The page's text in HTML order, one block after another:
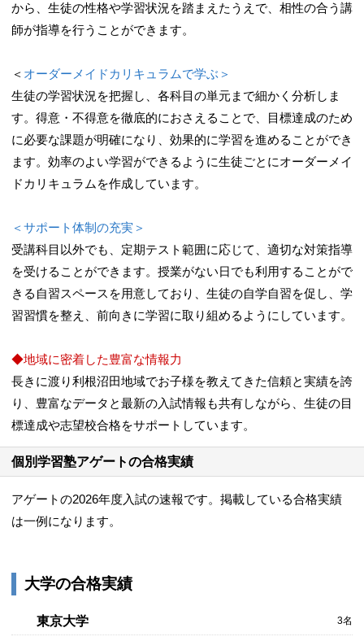
から、生徒の性格や学習状況を踏まえたうえで、相性の合う講
師が指導を行うことができます。
＜ オーダーメイドカリキュラムで学ぶ＞
生徒の学習状況を把握し、各科目の単元まで細かく分析しま
す。得意・不得意を徹底的におさえることで、目標達成のため
に必要な課題が明確になり、効果的に学習を進めることができ
ます。効率のよい学習ができるように生徒ごとにオーダーメイ
ドカリキュラムを作成しています。
＜サポート体制の充実＞
受講科目以外でも、定期テスト範囲に応じて、適切な対策指導
を受けることができます。授業がない日でも利用することがで
きる自習スペースを用意しており、生徒の自学自習を促し、学
習習慣を整え、前向きに学習に取り組めるようにしています。
◆地域に密着した豊富な情報力
長きに渡り利根沼田地域でお子様を教えてきた信頼と実績を誇
り、豊富なデータと最新の入試情報も共有しながら、生徒の目
標達成や志望校合格をサポートしています。
個別学習塾アゲートの合格実績
アゲートの2026年度入試の速報です。掲載している合格実績
は一例になります。
大学の合格実績
東京大学 3名